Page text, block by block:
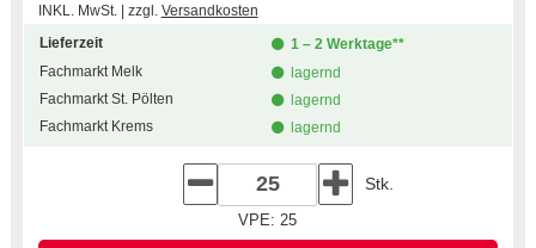
INKL. MwSt. | zzgl. Versandkosten
Lieferzeit
1 – 2 Werktage**
Fachmarkt Melk
lagernd
Fachmarkt St. Pölten
lagernd
Fachmarkt Krems
lagernd
Stk.
VPE: 25